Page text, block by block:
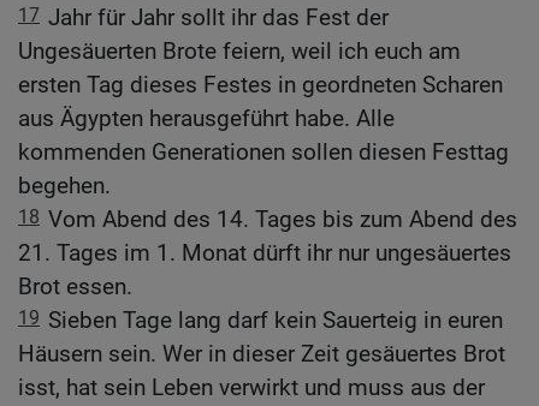
17 Jahr für Jahr sollt ihr das Fest der
Ungesäuerten Brote feiern, weil ich euch am
ersten Tag dieses Festes in geordneten Scharen
aus Ägypten herausgeführt habe. Alle
kommenden Generationen sollen diesen Festtag
begehen.
18 Vom Abend des 14. Tages bis zum Abend des
21. Tages im 1. Monat dürft ihr nur ungesäuertes
Brot essen.
19 Sieben Tage lang darf kein Sauerteig in euren
Häusern sein. Wer in dieser Zeit gesäuertes Brot
isst, hat sein Leben verwirkt und muss aus der